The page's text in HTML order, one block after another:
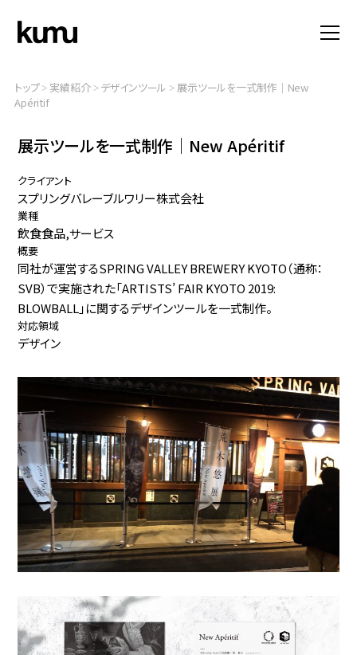
トップ> 実績紹介> デザインツール > 展示ツールを一式制作｜New
Apéritif
展示ツールを一式制作｜New Apéritif
クライアント
スプリングバレーブルワリー株式会社
業種
飲食食品,サービス
概要
同社が運営するSPRING VALLEY BREWERY KYOTO（通称：
SVB）で実施された「ARTISTS’ FAIR KYOTO 2019:
BLOWBALL」に関するデザインツールを一式制作。
対応領域
デザイン